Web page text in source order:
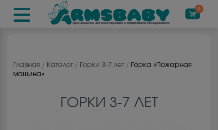
0
Главная / Каталог / Горки 3-7 лет /
Горка «Пожарная
машина»
ГОРКИ 3-7 ЛЕТ